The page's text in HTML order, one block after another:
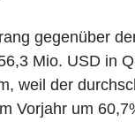
gegenüber
Mio. USD in
weil der
Vorjahr um